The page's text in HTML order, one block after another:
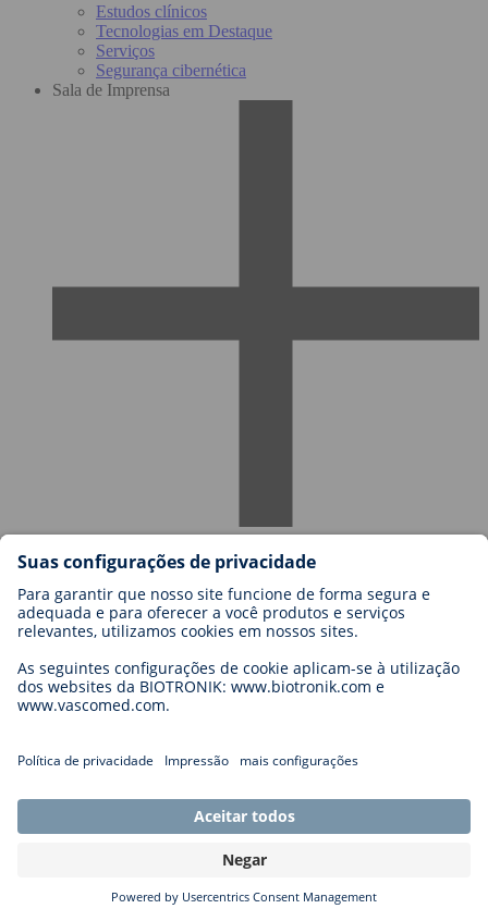
Estudos clínicos
Tecnologias em Destaque
Serviços
Segurança cibernética
Sala de Imprensa
Press Releases and Statements
Blog
Contacto
Carreiras